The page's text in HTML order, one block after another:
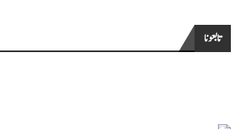
تابعونا